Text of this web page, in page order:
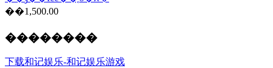
��1,500.00
��������
下载和记娱乐-和记娱乐游戏